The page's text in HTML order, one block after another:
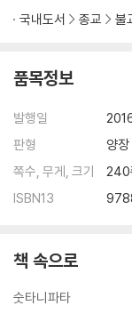
10. 비난하는 사람 꼬
1. 욕망 _ 144
2. 동굴 _ 145
4. 청정 _ 149
5. 최상 _ 151
8. 파수라 _ 157
9. 마간디야 _ 158
국내도서 종교 불
품목정보
발행일
판형
양장
쪽수, 무게, 크기
240
ISBN13
책 속으로
숫타니파타